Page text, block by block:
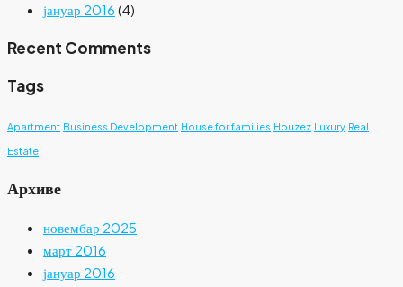
јануар 2016 (4)
Recent Comments
Tags
Apartment Business Development House for families Houzez Luxury Real
Estate
Архиве
новембар 2025
март 2016
јануар 2016